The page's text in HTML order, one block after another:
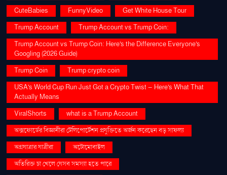
CuteBabies
FunnyVideo
Get White House Tour
Trump Account
Trump Account vs Trump Coin:
Trump Account vs Trump Coin: Here's the Difference Everyone's
Googling (2026 Guide)
Trump Coin
Trump crypto coin
USA's World Cup Run Just Got a Crypto Twist — Here's What That
Actually Means
ViralShorts
what is a Trump Account
অক্সফোর্ডের বিজ্ঞানীরা টেলিপোর্টেশন প্রযুক্তিতে অর্জন করেছেন বড় সাফল্য
অগ্রযাত্রার যাত্রীরা
অটোমোবাইল
অতিরিক্ত চা খেলে যেসব সমস্যা হতে পারে